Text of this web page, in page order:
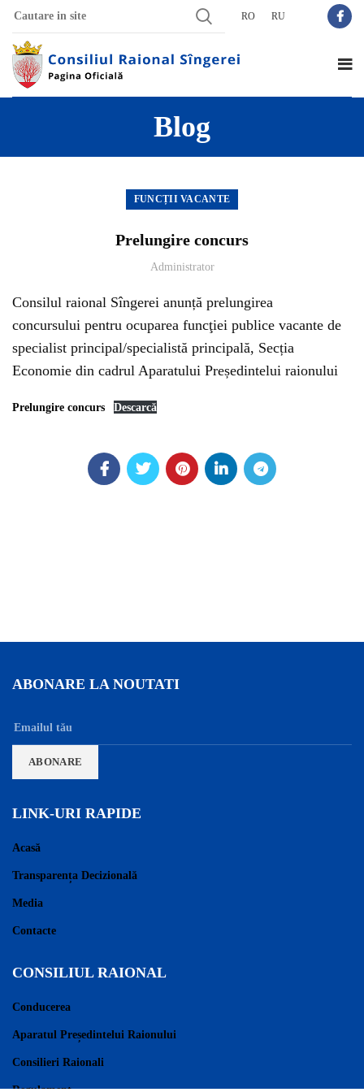
RO RU
Blog
FUNCȚII VACANTE
Prelungire concurs
Administrator
Consilul raional Sîngerei anunță prelungirea
concursului pentru ocuparea funcţiei publice vacante de
specialist principal/specialistă principală, Secția
Economie din cadrul Aparatului Președintelui raionului
Prelungire concurs Descarcă
ABONARE LA NOUTATI
LINK-URI RAPIDE
Acasă
Transparența Decizională
Media
Contacte
CONSILIUL RAIONAL
Conducerea
Aparatul Președintelui Raionului
Consilieri Raionali